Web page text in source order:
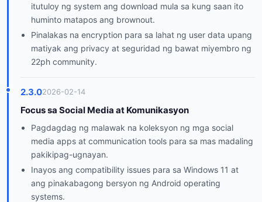
itutuloy ng system ang download mula sa kung saan ito
huminto matapos ang brownout.
Pinalakas na encryption para sa lahat ng user data upang
matiyak ang privacy at seguridad ng bawat miyembro ng
22ph community.
2.3.02026-02-14
Focus sa Social Media at Komunikasyon
Pagdagdag ng malawak na koleksyon ng mga social
media apps at communication tools para sa mas madaling
pakikipag-ugnayan.
Inayos ang compatibility issues para sa Windows 11 at
ang pinakabagong bersyon ng Android operating
systems.